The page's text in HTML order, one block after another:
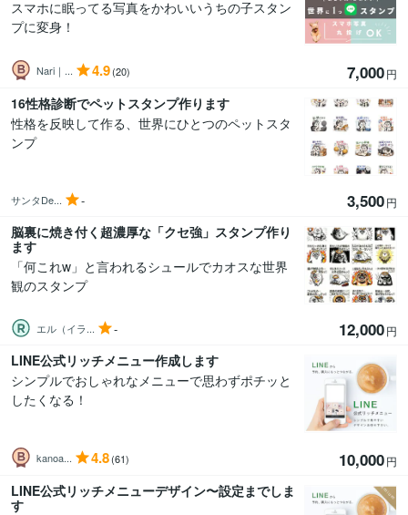
スマホに眠ってる写真をかわいいうちの子スタン
プに変身！
Nari｜... 4.9(20) 7,000円
16性格診断でペットスタンプ作ります
性格を反映して作る、世界にひとつのペットスタ
ンプ
サンタDe... - 3,500円
脳裏に焼き付く超濃厚な「クセ強」スタンプ作り
ます
「何これw」と言われるシュールでカオスな世界
観のスタンプ
エル（イラ... - 12,000円
LINE公式リッチメニュー作成します
シンプルでおしゃれなメニューで思わずポチッと
したくなる！
kanoa... 4.8(61) 10,000円
LINE公式リッチメニューデザイン〜設定までしま
す